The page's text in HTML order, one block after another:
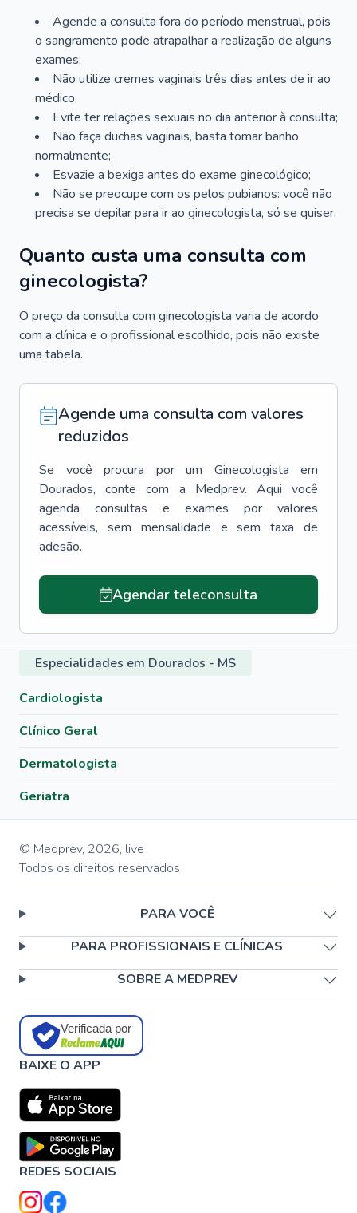
Agende a consulta fora do período menstrual, pois
o sangramento pode atrapalhar a realização de alguns
exames;
Não utilize cremes vaginais três dias antes de ir ao
médico;
Evite ter relações sexuais no dia anterior à consulta;
Não faça duchas vaginais, basta tomar banho
normalmente;
Esvazie a bexiga antes do exame ginecológico;
Não se preocupe com os pelos pubianos: você não
precisa se depilar para ir ao ginecologista, só se quiser.
Quanto custa uma consulta com
ginecologista?
O preço da consulta com ginecologista varia de acordo
com a clínica e o profissional escolhido, pois não existe
uma tabela.
Agende uma consulta com valores
reduzidos
Se você procura por um Ginecologista
em
Dourados, conte com a Medprev. Aqui você
agenda consultas e exames por valores
acessíveis, sem mensalidade e sem taxa de
adesão.
Agendar teleconsulta
Especialidades em Dourados - MS
Cardiologista
Clínico Geral
Dermatologista
Geriatra
© Medprev, 2026, live
Todos os direitos reservados
PARA VOCÊ
PARA PROFISSIONAIS E CLÍNICAS
SOBRE A MEDPREV
Verificada por
BAIXE O APP
REDES SOCIAIS